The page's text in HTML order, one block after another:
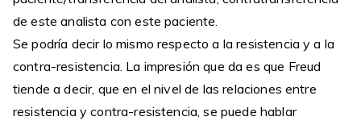
de este analista con este paciente.
Se podría decir lo mismo respecto a la resistencia y a la
contra-resistencia. La impresión que da es que Freud
tiende a decir, que en el nivel de las relaciones entre
resistencia y contra-resistencia, se puede hablar